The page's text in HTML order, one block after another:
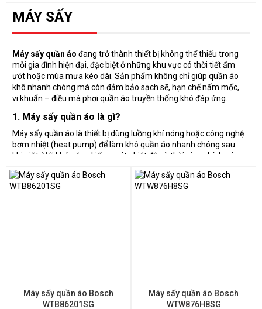
MÁY SẤY
Máy sấy quần áo đang trở thành thiết bị không thể thiếu trong
mỗi gia đình hiện đại, đặc biệt ở những khu vực có thời tiết ẩm
ướt hoặc mùa mưa kéo dài. Sản phẩm không chỉ giúp quần áo
khô nhanh chóng mà còn đảm bảo sạch sẽ, hạn chế nấm mốc,
vi khuẩn – điều mà phơi quần áo truyền thống khó đáp ứng.
1. Máy sấy quần áo là gì?
Máy sấy quần áo là thiết bị dùng luồng khí nóng hoặc công nghệ
bơm nhiệt (heat pump) để làm khô quần áo nhanh chóng sau
khi giặt. Với khả năng kiểm soát nhiệt độ và thời gian chính xác,
2. Các loại máy sấy phổ biến
3. Lợi ích khi sử dụng máy sấy quần áo
Tiết kiệm thời gian:
Không cần chờ nắng, quần áo khô
Máy sấy quần áo Bosch
WTB86201SG
Máy sấy quần áo Bosch
WTW876H8SG